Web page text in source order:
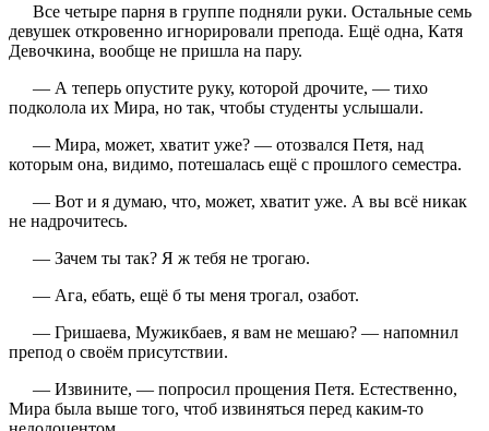
Все четыре парня в группе подняли руки. Остальные семь
девушек откровенно игнорировали препода. Ещё одна, Катя
Девочкина, вообще не пришла на пару.
— А теперь опустите руку, которой дрочите, — тихо
подколола их Мира, но так, чтобы студенты услышали.
— Мира, может, хватит уже? — отозвался Петя, над
которым она, видимо, потешалась ещё с прошлого семестра.
— Вот и я думаю, что, может, хватит уже. А вы всё никак
не надрочитесь.
— Зачем ты так? Я ж тебя не трогаю.
— Ага, ебать, ещё б ты меня трогал, озабот.
— Гришаева, Мужикбаев, я вам не мешаю? — напомнил
препод о своём присутствии.
— Извините, — попросил прощения Петя. Естественно,
Мира была выше того, чтоб извиняться перед каким-то